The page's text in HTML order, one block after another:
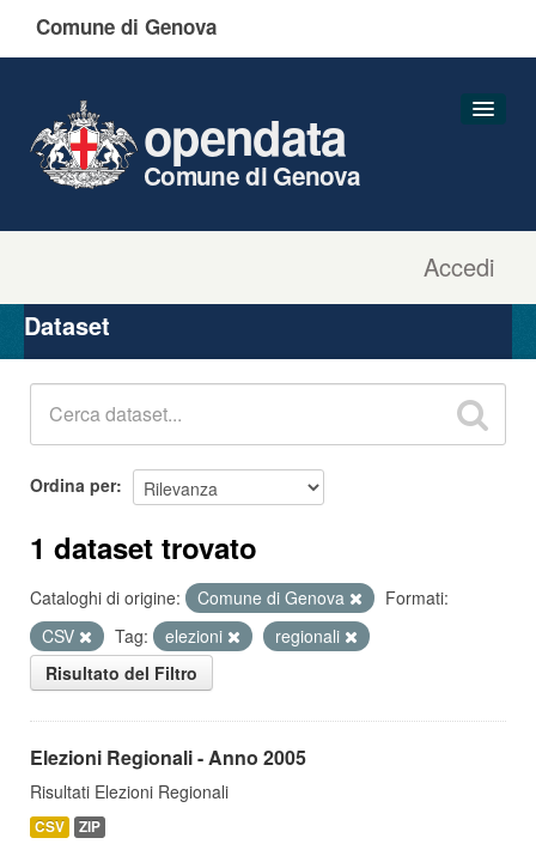
Comune di Genova
Accedi
opendata
Comune di Genova
Organizzazioni
Gruppi
Dataset
Ordina per
1 dataset trovato
Cataloghi di origine: Comune di Genova
Formati:
CSV
Tag: elezioni
regionali
Risultato del Filtro
Elezioni Regionali - Anno 2005
Risultati Elezioni Regionali
CSV ZIP